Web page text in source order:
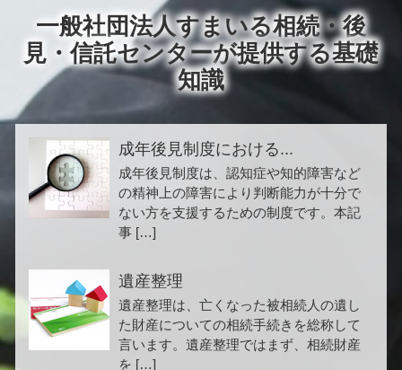
一般社団法人すまいる相続・後
見・信託センターが提供する基礎
知識
成年後見制度における...
成年後見制度は、認知症や知的障害など
の精神上の障害により判断能力が十分で
ない方を支援するための制度です。本記
事 […]
遺産整理
遺産整理は、亡くなった被相続人の遺し
た財産についての相続手続きを総称して
言います。遺産整理ではまず、相続財産
を […]